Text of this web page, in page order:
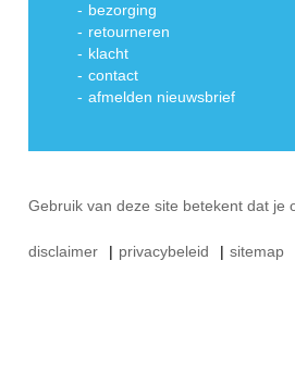
- bezorging
- retourneren
- klacht
- contact
- afmelden nieuwsbrief
Gebruik van deze site betekent dat je
disclaimer | privacybeleid | sitemap